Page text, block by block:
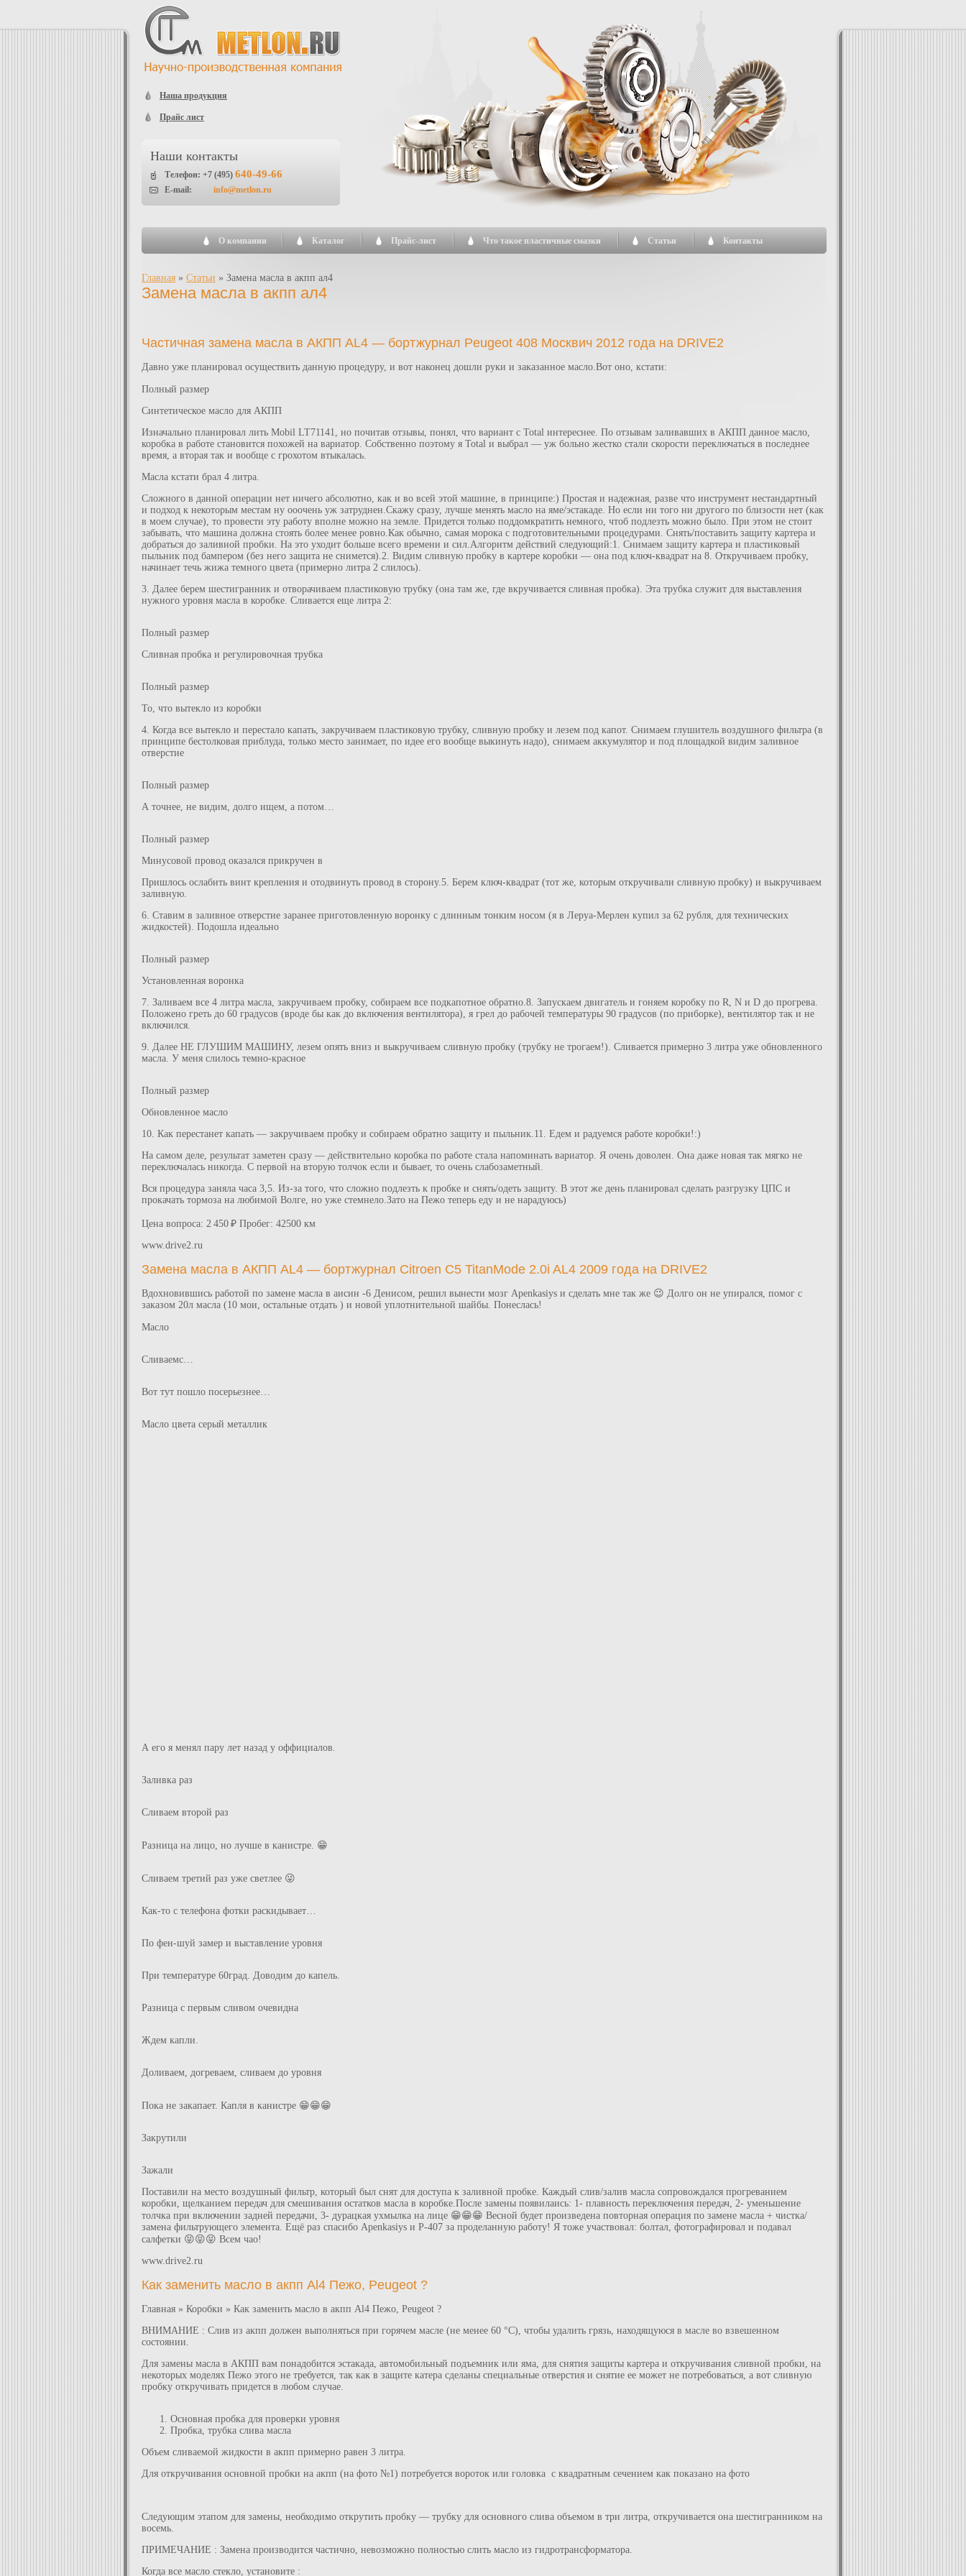
Наша продукция
Прайс лист
Наши контакты
Телефон: +7 (495) 640-49-66
E-mail: info@metlon.ru
О компании Каталог Прайс-лист Что такое пластичные смазки Статьи Контакты
Главная » Статьи » Замена масла в акпп ал4
Замена масла в акпп ал4
Частичная замена масла в АКПП AL4 — бортжурнал Peugeot 408 Москвич 2012 года на DRIVE2
Давно уже планировал осуществить данную процедуру, и вот наконец дошли руки и заказанное масло.Вот оно, кстати:
Полный размер
Синтетическое масло для АКПП
Изначально планировал лить Mobil LT71141, но почитав отзывы, понял, что вариант с Total интереснее. По отзывам заливавших в АКПП данное масло,
коробка в работе становится похожей на вариатор. Собственно поэтому я Total и выбрал — уж больно жестко стали скорости переключаться в последнее
время, а вторая так и вообще с грохотом втыкалась.
Масла кстати брал 4 литра.
Сложного в данной операции нет ничего абсолютно, как и во всей этой машине, в принципе:) Простая и надежная, разве что инструмент нестандартный
и подход к некоторым местам ну ооочень уж затруднен.Скажу сразу, лучше менять масло на яме/эстакаде. Но если ни того ни другого по близости нет (как
в моем случае), то провести эту работу вполне можно на земле. Придется только поддомкратить немного, чтоб подлезть можно было. При этом не стоит
забывать, что машина должна стоять более менее ровно.Как обычно, самая морока с подготовительными процедурами. Снять/поставить защиту картера и
добраться до заливной пробки. На это уходит больше всего времени и сил.Алгоритм действий следующий:1. Снимаем защиту картера и пластиковый
пыльник под бампером (без него защита не снимется).2. Видим сливную пробку в картере коробки — она под ключ-квадрат на 8. Откручиваем пробку,
начинает течь жижа темного цвета (примерно литра 2 слилось).
3. Далее берем шестигранник и отворачиваем пластиковую трубку (она там же, где вкручивается сливная пробка). Эта трубка служит для выставления
нужного уровня масла в коробке. Сливается еще литра 2:
Полный размер
Сливная пробка и регулировочная трубка
Полный размер
То, что вытекло из коробки
4. Когда все вытекло и перестало капать, закручиваем пластиковую трубку, сливную пробку и лезем под капот. Снимаем глушитель воздушного фильтра (в
принципе бестолковая приблуда, только место занимает, по идее его вообще выкинуть надо), снимаем аккумулятор и под площадкой видим заливное
отверстие
Полный размер
А точнее, не видим, долго ищем, а потом…
Полный размер
Минусовой провод оказался прикручен в
Пришлось ослабить винт крепления и отодвинуть провод в сторону.5. Берем ключ-квадрат (тот же, которым откручивали сливную пробку) и выкручиваем
заливную.
6. Ставим в заливное отверстие заранее приготовленную воронку с длинным тонким носом (я в Леруа-Мерлен купил за 62 рубля, для технических
жидкостей). Подошла идеально
Полный размер
Установленная воронка
7. Заливаем все 4 литра масла, закручиваем пробку, собираем все подкапотное обратно.8. Запускаем двигатель и гоняем коробку по R, N и D до прогрева.
Положено греть до 60 градусов (вроде бы как до включения вентилятора), я грел до рабочей температуры 90 градусов (по приборке), вентилятор так и не
включился.
9. Далее НЕ ГЛУШИМ МАШИНУ, лезем опять вниз и выкручиваем сливную пробку (трубку не трогаем!). Сливается примерно 3 литра уже обновленного
масла. У меня слилось темно-красное
Полный размер
Обновленное масло
10. Как перестанет капать — закручиваем пробку и собираем обратно защиту и пыльник.11. Едем и радуемся работе коробки!:)
На самом деле, результат заметен сразу — действительно коробка по работе стала напоминать вариатор. Я очень доволен. Она даже новая так мягко не
переключалась никогда. С первой на вторую толчок если и бывает, то очень слабозаметный.
Вся процедура заняла часа 3,5. Из-за того, что сложно подлезть к пробке и снять/одеть защиту. В этот же день планировал сделать разгрузку ЦПС и
прокачать тормоза на любимой Волге, но уже стемнело.Зато на Пежо теперь еду и не нарадуюсь)
Цена вопроса: 2 450 ₽ Пробег: 42500 км
www.drive2.ru
Замена масла в АКПП AL4 — бортжурнал Citroen C5 TitanMode 2.0i AL4 2009 года на DRIVE2
Вдохновившись работой по замене масла в аисин -6 Денисом, решил вынести мозг Apenkasiys и сделать мне так же 😉 Долго он не упирался, помог с
заказом 20л масла (10 мои, остальные отдать ) и новой уплотнительной шайбы. Понеслась!
Масло
Сливаемс…
Вот тут пошло посерьезнее…
Масло цвета серый металлик
А его я менял пару лет назад у оффициалов.
Заливка раз
Сливаем второй раз
Разница на лицо, но лучше в канистре. 😁
Сливаем третий раз уже светлее 😜
Как-то с телефона фотки раскидывает…
По фен-шуй замер и выставление уровня
При температуре 60град. Доводим до капель.
Разница с первым сливом очевидна
Ждем капли.
Доливаем, догреваем, сливаем до уровня
Пока не закапает. Капля в канистре 😁😁😁
Закрутили
Зажали
Поставили на место воздушный фильтр, который был снят для доступа к заливной пробке. Каждый слив/залив масла сопровождался прогреванием
коробки, щелканием передач для смешивания остатков масла в коробке.После замены появилаись: 1- плавность переключения передач, 2- уменьшение
толчка при включении задней передачи, 3- дурацкая ухмылка на лице 😁😁😁 Весной будет произведена повторная операция по замене масла + чистка/
замена фильтрующего элемента. Ещё раз спасибо Apenkasiys и P-407 за проделанную работу! Я тоже участвовал: болтал, фотографировал и подавал
салфетки 😝😝😝 Всем чао!
www.drive2.ru
Как заменить масло в акпп Al4 Пежо, Peugeot ?
Главная » Коробки » Как заменить масло в акпп Al4 Пежо, Peugeot ?
ВНИМАНИЕ : Слив из акпп должен выполняться при горячем масле (не менее 60 °C), чтобы удалить грязь, находящуюся в масле во взвешенном
состоянии.
Для замены масла в АКПП вам понадобится эстакада, автомобильный подъемник или яма, для снятия защиты картера и откручивания сливной пробки, на
некоторых моделях Пежо этого не требуется, так как в защите катера сделаны специальные отверстия и снятие ее может не потребоваться, а вот сливную
пробку откручивать придется в любом случае.
Основная пробка для проверки уровня
Пробка, трубка слива масла
Объем сливаемой жидкости в акпп примерно равен 3 литра.
Для откручивания основной пробки на акпп (на фото №1) потребуется вороток или головка с квадратным сечением как показано на фото
Следующим этапом для замены, необходимо открутить пробку — трубку для основного слива объемом в три литра, откручивается она шестигранником на
восемь.
ПРИМЕЧАНИЕ : Замена производится частично, невозможно полностью слить масло из гидротрансформатора.
Когда все масло стекло, установите :